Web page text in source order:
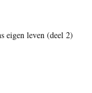
eigen leven (deel 2)